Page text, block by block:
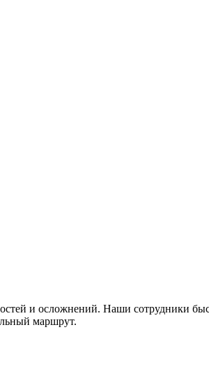
и осложнений. Наши сотрудники
маршрут.